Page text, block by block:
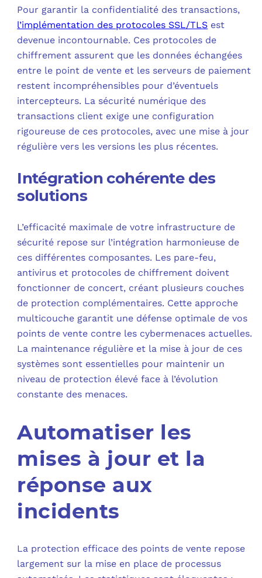
Pour garantir la confidentialité des transactions,
l’implémentation des protocoles SSL/TLS est
devenue incontournable. Ces protocoles de
chiffrement assurent que les données échangées
entre le point de vente et les serveurs de paiement
restent incompréhensibles pour d’éventuels
intercepteurs. La sécurité numérique des
transactions client exige une configuration
rigoureuse de ces protocoles, avec une mise à jour
régulière vers les versions les plus récentes.
Intégration cohérente des
solutions
L’efficacité maximale de votre infrastructure de
sécurité repose sur l’intégration harmonieuse de
ces différentes composantes. Les pare-feu,
antivirus et protocoles de chiffrement doivent
fonctionner de concert, créant plusieurs couches
de protection complémentaires. Cette approche
multicouche garantit une défense optimale de vos
points de vente contre les cybermenaces actuelles.
La maintenance régulière et la mise à jour de ces
systèmes sont essentielles pour maintenir un
niveau de protection élevé face à l’évolution
constante des menaces.
Automatiser les
mises à jour et la
réponse aux
incidents
La protection efficace des points de vente repose
largement sur la mise en place de processus